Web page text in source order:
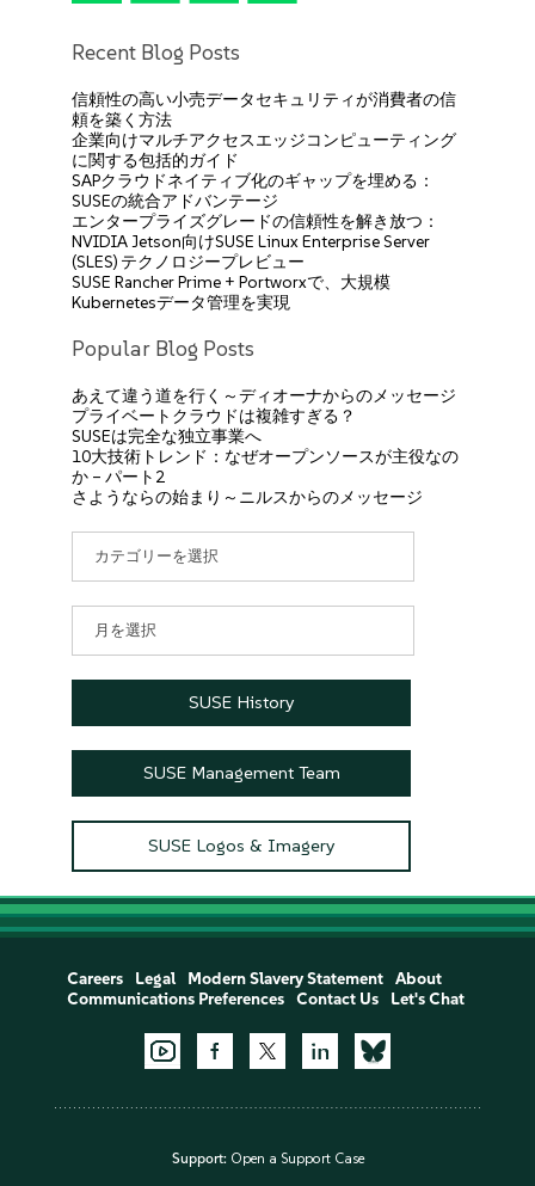
Recent Blog Posts
信頼性の高い小売データセキュリティが消費者の信
頼を築く方法
企業向けマルチアクセスエッジコンピューティング
に関する包括的ガイド
SAPクラウドネイティブ化のギャップを埋める：
SUSEの統合アドバンテージ
エンタープライズグレードの信頼性を解き放つ：
NVIDIA Jetson向けSUSE Linux Enterprise Server
(SLES) テクノロジープレビュー
SUSE Rancher Prime + Portworxで、大規模
Kubernetesデータ管理を実現
Popular Blog Posts
あえて違う道を行く～ディオーナからのメッセージ
プライベートクラウドは複雑すぎる？
SUSEは完全な独立事業へ
10大技術トレンド：なぜオープンソースが主役なの
か – パート2
さようならの始まり～ニルスからのメッセージ
ゴ
リ
カ
イ
SUSE History
SUSE Management Team
SUSE Logos & Imagery
Careers Legal Modern Slavery Statement
About
Communications Preferences
Contact Us Let's Chat
Support: Open a Support Case